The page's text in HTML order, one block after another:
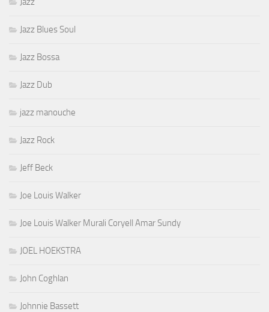
Jazz Blues Soul
Jazz Bossa
Jazz Dub
jazz manouche
Jazz Rock
Jeff Beck
Joe Louis Walker
Joe Louis Walker Murali Coryell Amar Sundy
JOEL HOEKSTRA
John Coghlan
Johnnie Bassett